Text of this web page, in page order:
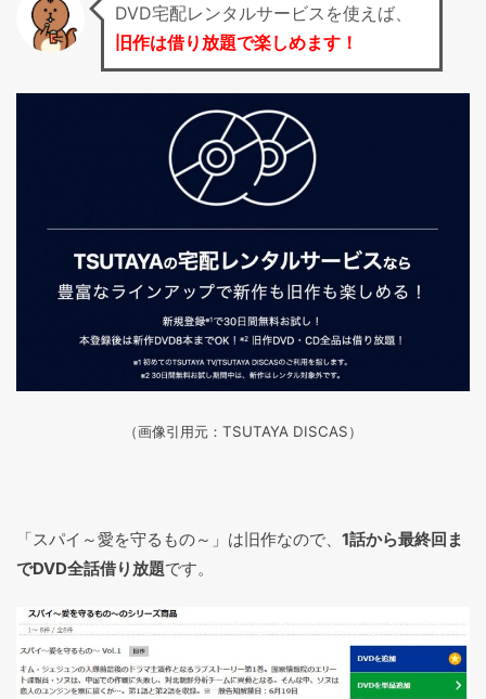
DVD宅配レンタルサービスを使えば、
旧作は借り放題で楽しめます！
（画像引用元：TSUTAYA DISCAS）
「スパイ～愛を守るもの～」は旧作なので、 1話から最終回ま
でDVD全話借り放題です。